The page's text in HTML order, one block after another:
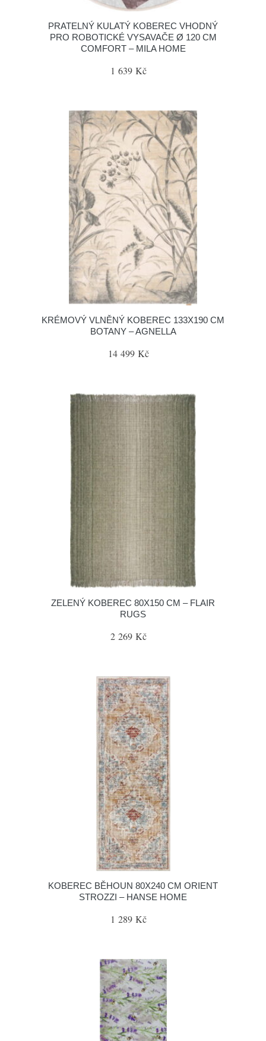
PRATELNÝ KULATÝ KOBEREC VHODNÝ
PRO ROBOTICKÉ VYSAVAČE Ø 120 CM
COMFORT – MILA HOME
1 639 Kč
KRÉMOVÝ VLNĚNÝ KOBEREC 133X190 CM
BOTANY – AGNELLA
14 499 Kč
ZELENÝ KOBEREC 80X150 CM – FLAIR
RUGS
2 269 Kč
KOBEREC BĚHOUN 80X240 CM ORIENT
STROZZI – HANSE HOME
1 289 Kč